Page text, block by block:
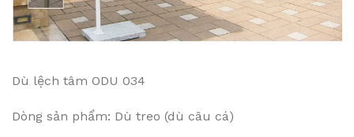
Dù lệch tâm ODU 034
Dòng sản phẩm: Dù treo (dù câu cá)